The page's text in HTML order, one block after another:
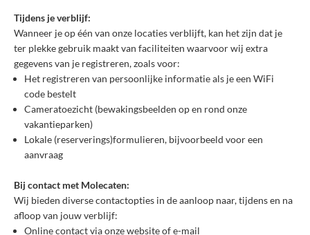
Tijdens je verblijf:
Wanneer je op één van onze locaties verblijft, kan het zijn dat je
ter plekke gebruik maakt van faciliteiten waarvoor wij extra
gegevens van je registreren, zoals voor:
Het registreren van persoonlijke informatie als je een WiFi
code bestelt
Cameratoezicht (bewakingsbeelden op en rond onze
vakantieparken)
Lokale (reserverings)formulieren, bijvoorbeeld voor een
aanvraag
Bij contact met Molecaten:
Wij bieden diverse contactopties in de aanloop naar, tijdens en na
afloop van jouw verblijf:
Online contact via onze website of e-mail